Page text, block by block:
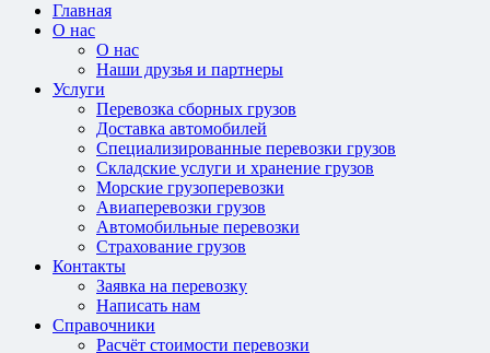
Главная
О нас
О нас
Наши друзья и партнеры
Услуги
Перевозка сборных грузов
Доставка автомобилей
Специализированные перевозки грузов
Складские услуги и хранение грузов
Морские грузоперевозки
Авиаперевозки грузов
Автомобильные перевозки
Страхование грузов
Контакты
Заявка на перевозку
Написать нам
Справочники
Расчёт стоимости перевозки